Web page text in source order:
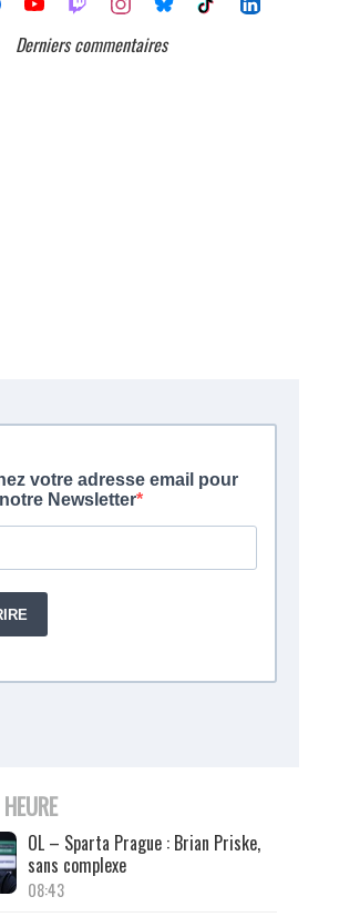
Derniers commentaires
OL – Sparta Prague : Brian Priske,
sans complexe
08:43